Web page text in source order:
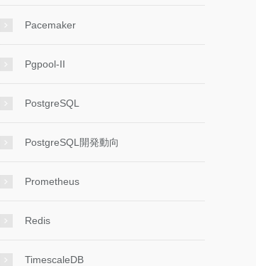
Pacemaker
Pgpool-II
PostgreSQL
PostgreSQL開発動向
Prometheus
Redis
TimescaleDB